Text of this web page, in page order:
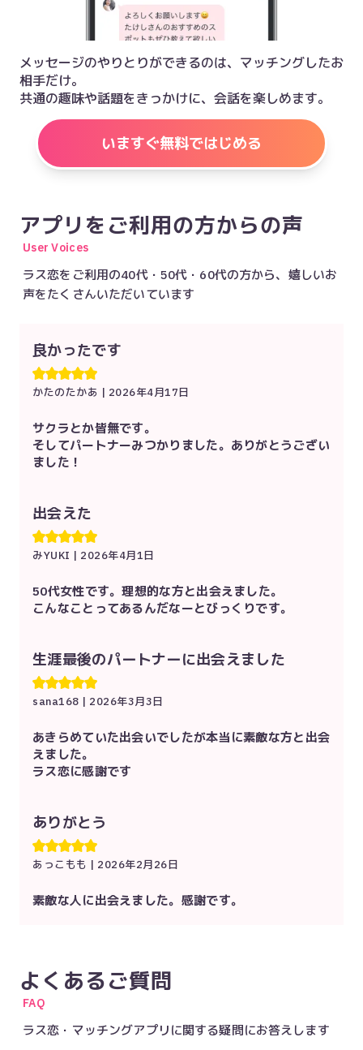
メッセージのやりとりができるのは、マッチングしたお
相手だけ。
共通の趣味や話題をきっかけに、会話を楽しめます。
いますぐ無料ではじめる
アプリをご利用の方からの声
User Voices
ラス恋をご利用の40代・50代・60代の方から、嬉しいお
声をたくさんいただいています
良かったです
かたのたかあ | 2026年4月17日
サクラとか皆無です。
そしてパートナーみつかりました。ありがとうござい
ました！
出会えた
みYUKI | 2026年4月1日
50代女性です。理想的な方と出会えました。
こんなことってあるんだなーとびっくりです。
生涯最後のパートナーに出会えました
sana168 | 2026年3月3日
あきらめていた出会いでしたが本当に素敵な方と出会
えました。
ラス恋に感謝です
ありがとう
あっこもも | 2026年2月26日
素敵な人に出会えました。感謝です。
よくあるご質問
FAQ
ラス恋・マッチングアプリに関する疑問にお答えします